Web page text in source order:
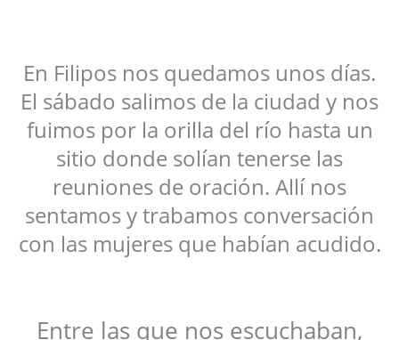
En Filipos nos quedamos unos días.
El sábado salimos de la ciudad y nos
fuimos por la orilla del río hasta un
sitio donde solían tenerse las
reuniones de oración. Allí nos
sentamos y trabamos conversación
con las mujeres que habían acudido.
Entre las que nos escuchaban,